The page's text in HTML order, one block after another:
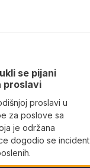
se pijani
proslavi
proslavi u
za poslove sa
je održana
dogodio se incident